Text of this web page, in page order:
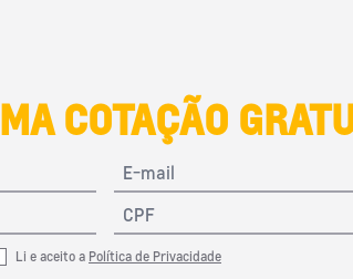
COTAÇÃO
Li e aceito a Política de Privacidade